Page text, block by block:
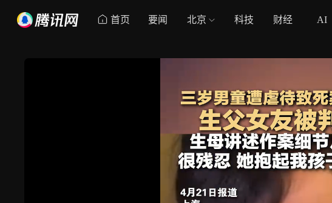
首页 要闻 北京 科技 财经 AI